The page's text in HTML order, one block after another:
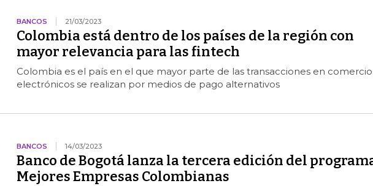
BANCOS 21/03/2023
Colombia está dentro de los países de la región con
mayor relevancia para las fintech
Colombia es el país en el que mayor parte de las transacciones en
electrónicos se realizan por medios de pago alternativos
BANCOS 14/03/2023
Banco de Bogotá lanza la tercera edición del
Mejores Empresas Colombianas